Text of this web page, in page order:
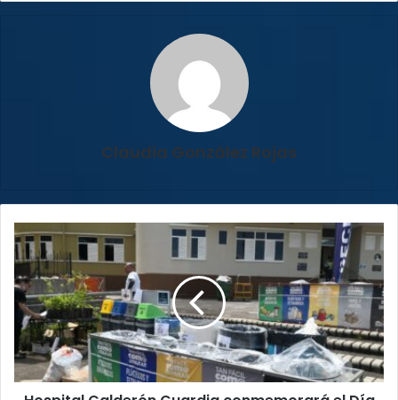
Claudia González Rojas
Hospital
Calderón
Guardia
conmemorará
el
Día
del
Reciclaje
con